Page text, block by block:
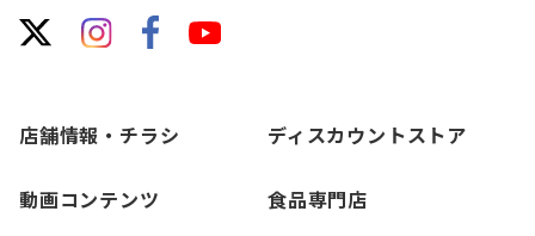
店舗情報・チラシ
動画コンテンツ
ディスカウントストア
食品専門店